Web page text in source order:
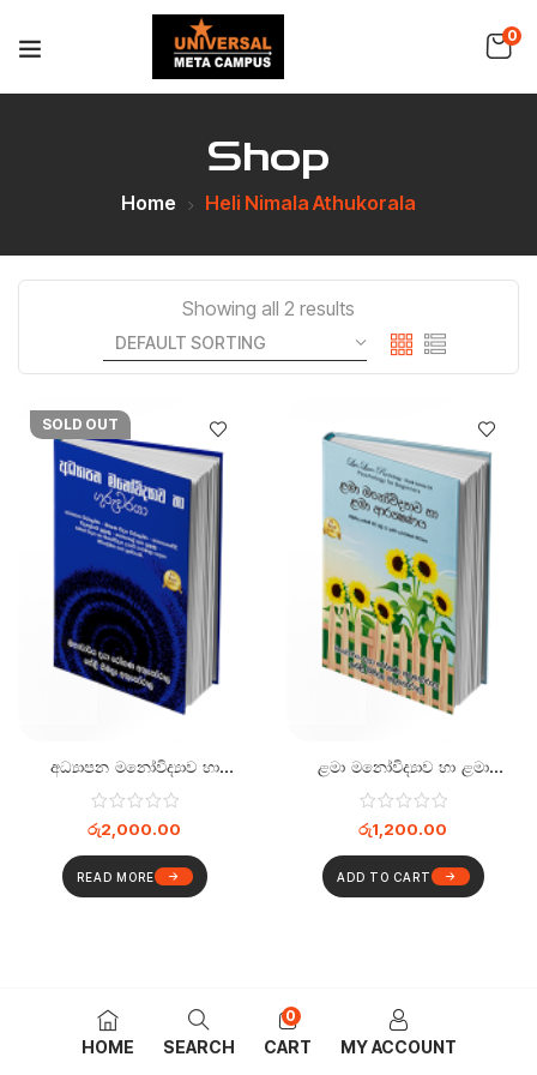
0
Shop
Home Heli Nimala Athukorala
Showing all 2 results
SOLD OUT
අධ්‍යාපන මනෝවිද්‍යාව හා
ගුරුවරයා
රු2,000.00
READ MORE
ළමා මනෝවිද්‍යාව හා ළමා
ආරක්ෂණය
රු1,200.00
ADD TO CART
HOME SEARCH
0
CART MY ACCOUNT